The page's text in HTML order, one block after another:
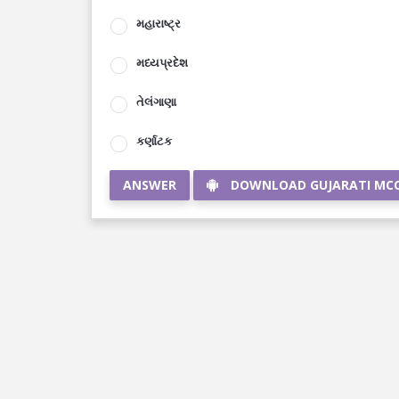
મહારાષ્ટ્ર
મધ્યપ્રદેશ
તેલંગાણા
કર્ણાટક
ANSWER DOWNLOAD GUJARATI